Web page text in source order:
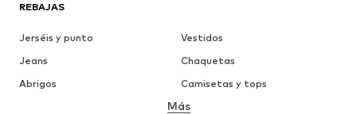
REBAJAS
Jerséis y punto
Vestidos
Jeans
Chaquetas
Abrigos
Camisetas y tops
Ropa interior
Más